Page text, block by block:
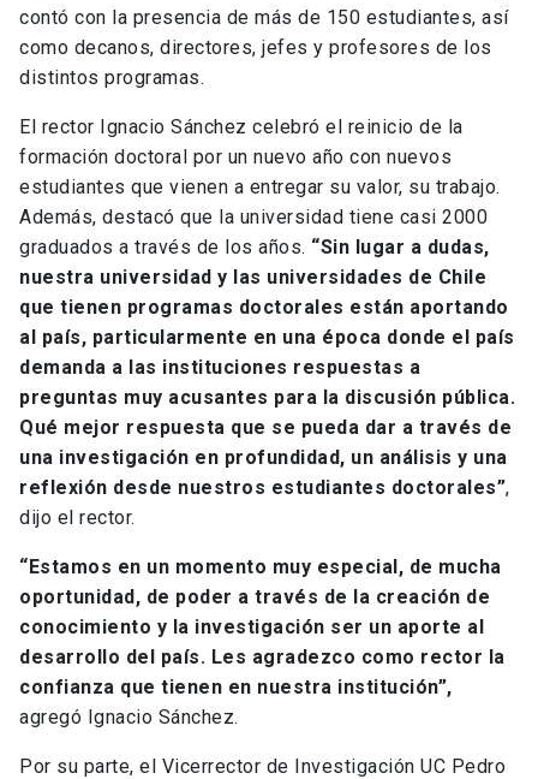
contó con la presencia de más de 150 estudiantes, así
como decanos, directores, jefes y profesores de los
distintos programas.
El rector Ignacio Sánchez celebró el reinicio de la
formación doctoral por un nuevo año con nuevos
estudiantes que vienen a entregar su valor, su trabajo.
Además, destacó que la universidad tiene casi 2000
graduados a través de los años. “Sin lugar a dudas,
nuestra universidad y las universidades de Chile
que tienen programas doctorales están aportando
al país, particularmente en una época donde el país
demanda a las instituciones respuestas a
preguntas muy acusantes para la discusión pública.
Qué mejor respuesta que se pueda dar a través de
una investigación en profundidad, un análisis y una
reflexión desde nuestros estudiantes doctorales”,
dijo el rector.
“Estamos en un momento muy especial, de mucha
oportunidad, de poder a través de la creación de
conocimiento y la investigación ser un aporte al
desarrollo del país. Les agradezco como rector la
confianza que tienen en nuestra institución”,
agregó Ignacio Sánchez.
Por su parte, el Vicerrector de Investigación UC Pedro